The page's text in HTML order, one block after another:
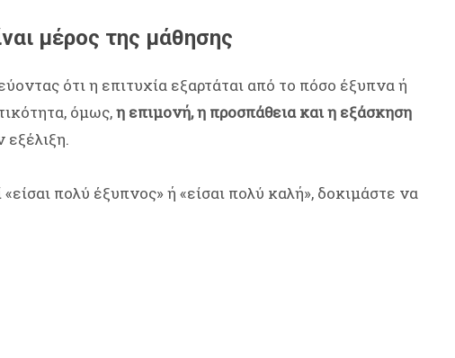
μέρος της μάθησης
ότι η επιτυχία εξαρτάται από το πόσο έξυπνα ή
όμως,η επιμονή, η προσπάθεια και η εξάσκηση
εξέλιξη.
πολύ έξυπνος» ή «είσαι πολύ καλή», δοκιμάστε να